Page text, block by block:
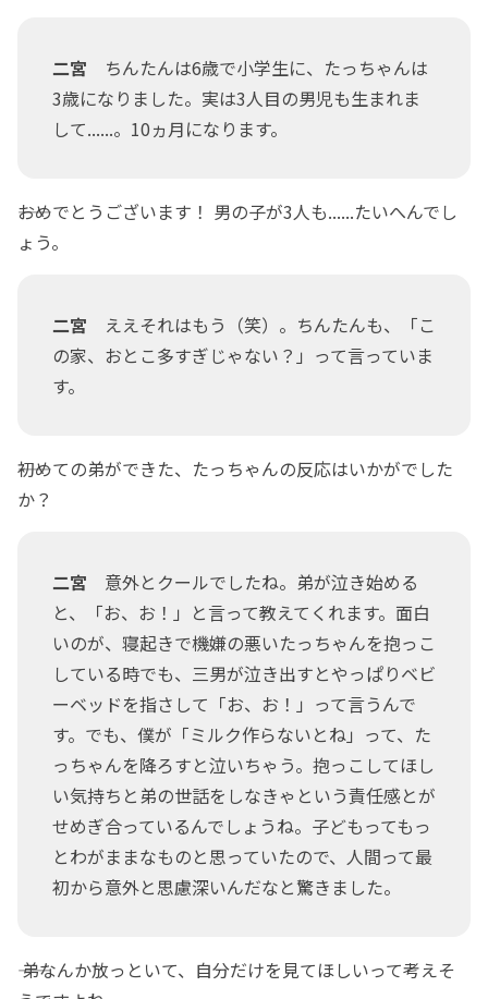
二宮 ちんたんは6歳で小学生に、たっちゃんは
3歳になりました。実は3人目の男児も生まれま
して......。10ヵ月になります。
――おめでとうございます！ 男の子が3人も......たいへんでし
ょう。
二宮 ええそれはもう（笑）。ちんたんも、「こ
の家、おとこ多すぎじゃない？」って言っていま
す。
――初めての弟ができた、たっちゃんの反応はいかがでした
か？
二宮 意外とクールでしたね。弟が泣き始める
と、「お、お！」と言って教えてくれます。面白
いのが、寝起きで機嫌の悪いたっちゃんを抱っこ
している時でも、三男が泣き出すとやっぱりベビ
ーベッドを指さして「お、お！」って言うんで
す。でも、僕が「ミルク作らないとね」って、た
っちゃんを降ろすと泣いちゃう。抱っこしてほし
い気持ちと弟の世話をしなきゃという責任感とが
せめぎ合っているんでしょうね。子どもってもっ
とわがままなものと思っていたので、人間って最
初から意外と思慮深いんだなと驚きました。
―― 弟なんか放っといて、自分だけを見てほしいって考えそ